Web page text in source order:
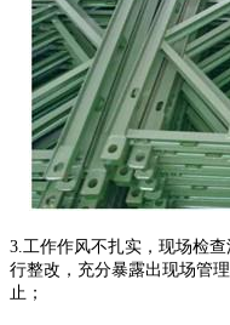
3.工作作风不扎实，现场检
行整改，充分暴露出现场管
止；